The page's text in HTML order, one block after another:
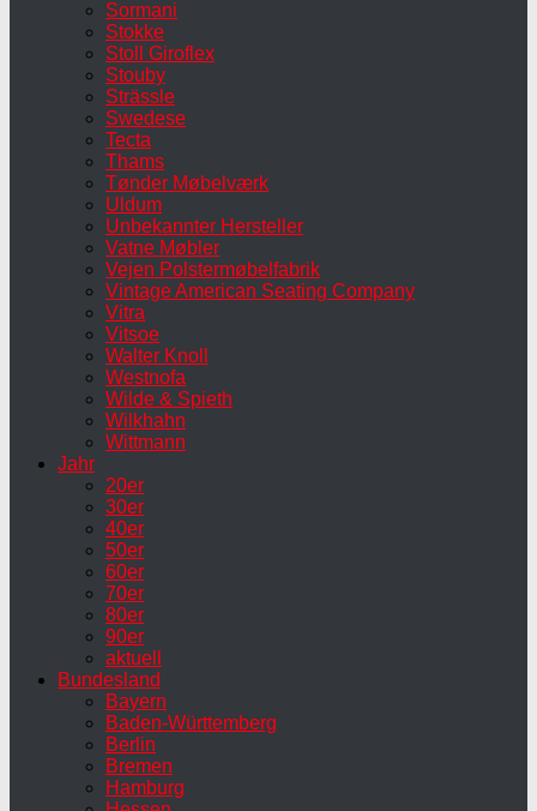
Sormani
Stokke
Stoll Giroflex
Stouby
Strässle
Swedese
Tecta
Thams
Tønder Møbelværk
Uldum
Unbekannter Hersteller
Vatne Møbler
Vejen Polstermøbelfabrik
Vintage American Seating Company
Vitra
Vitsoe
Walter Knoll
Westnofa
Wilde & Spieth
Wilkhahn
Wittmann
Jahr
20er
30er
40er
50er
60er
70er
80er
90er
aktuell
Bundesland
Bayern
Baden-Württemberg
Berlin
Bremen
Hamburg